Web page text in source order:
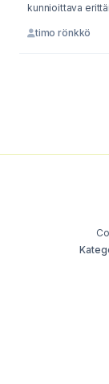
kunnioittava
timo rönkkö